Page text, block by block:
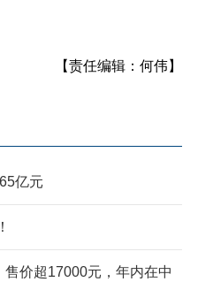
【责任编辑：何伟】
亿元
价超17000元，年内在中